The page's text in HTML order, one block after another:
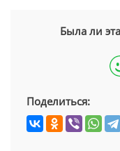
Была ли
Поделиться: